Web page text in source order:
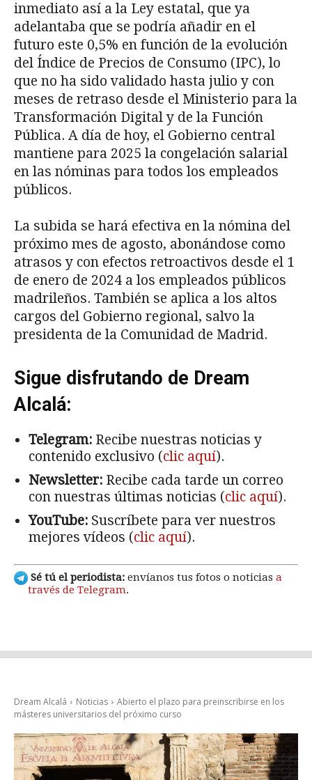
inmediato así a la Ley estatal, que ya
adelantaba que se podría añadir en el
futuro este 0,5% en función de la evolución
del Índice de Precios de Consumo (IPC), lo
que no ha sido validado hasta julio y con
meses de retraso desde el Ministerio para la
Transformación Digital y de la Función
Pública. A día de hoy, el Gobierno central
mantiene para 2025 la congelación salarial
en las nóminas para todos los empleados
públicos.
La subida se hará efectiva en la nómina del
próximo mes de agosto, abonándose como
atrasos y con efectos retroactivos desde el 1
de enero de 2024 a los empleados públicos
madrileños. También se aplica a los altos
cargos del Gobierno regional, salvo la
presidenta de la Comunidad de Madrid.
Sigue disfrutando de Dream
Alcalá:
Telegram: Recibe nuestras noticias y
contenido exclusivo (clic aquí).
Newsletter: Recibe cada tarde un correo
con nuestras últimas noticias (clic aquí).
YouTube: Suscríbete para ver nuestros
mejores vídeos (clic aquí).
Sé tú el periodista: envíanos tus fotos o noticias a
través de Telegram.